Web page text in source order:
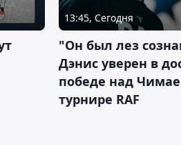
13:45, Сегодня
"Он был лез
Дэнис уверен в
победе над
турнире RAF